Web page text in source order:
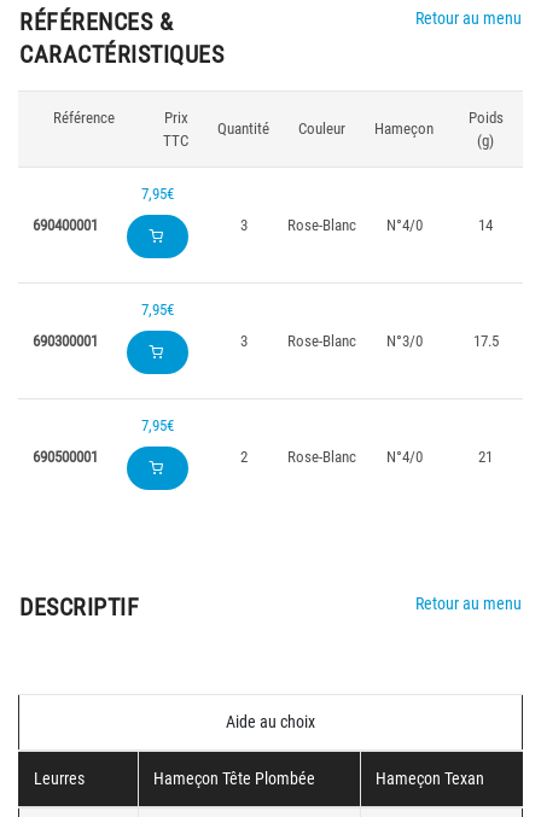
RÉFÉRENCES &
CARACTÉRISTIQUES
Retour au menu
Référence
Prix
TTC
Quantité Couleur Hameçon
Poids
(g)
690400001
7,95€
3
Rose-Blanc N°4/0 14
690300001
7,95€
3
Rose-Blanc N°3/0 17.5
690500001
7,95€
2
Rose-Blanc N°4/0 21
DESCRIPTIF Retour au menu
Aide au choix
Leurres Hameçon Tête Plombée Hameçon Texan